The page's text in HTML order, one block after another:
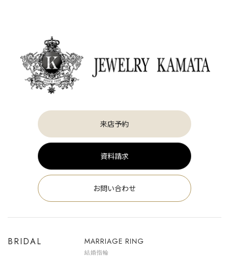
来店予約
資料請求
お問い合わせ
BRIDAL MARRIAGE RING
結婚指輪